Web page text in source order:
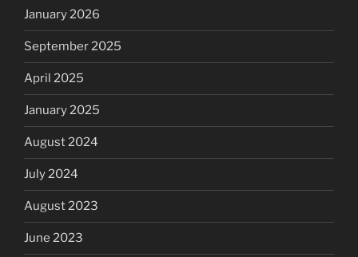
January 2026
September 2025
April 2025
January 2025
August 2024
July 2024
August 2023
June 2023